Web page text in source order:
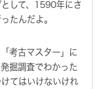
して、1590年にさ
たんだよ。
考古マスター」に
掘調査でわかった
てはいけないけれ